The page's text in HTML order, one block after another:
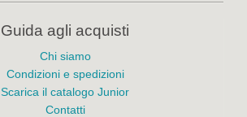
Guida agli acquisti
Chi siamo
Condizioni e spedizioni
Scarica il catalogo Junior
Contatti